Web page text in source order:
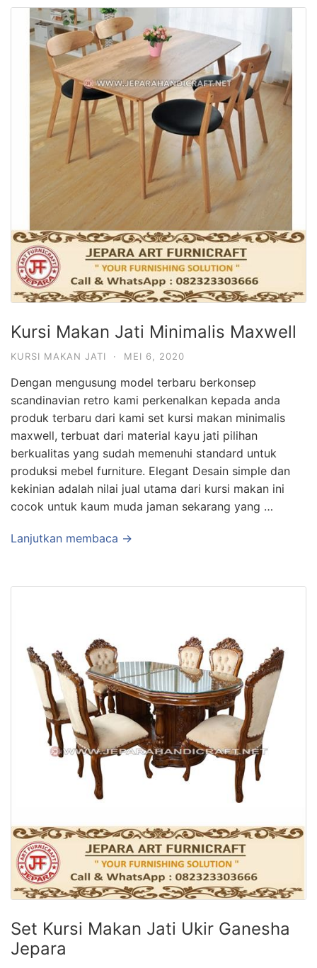
Kursi Makan Jati Minimalis Maxwell
KURSI MAKAN JATI · MEI 6, 2020
Dengan mengusung model terbaru berkonsep
scandinavian retro kami perkenalkan kepada anda
produk terbaru dari kami set kursi makan minimalis
maxwell, terbuat dari material kayu jati pilihan
berkualitas yang sudah memenuhi standard untuk
produksi mebel furniture. Elegant Desain simple dan
kekinian adalah nilai jual utama dari kursi makan ini
cocok untuk kaum muda jaman sekarang yang …
Lanjutkan membaca →
Set Kursi Makan Jati Ukir Ganesha
Jepara